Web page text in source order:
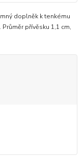
doplněk k tenkému
přívěsku 1,1 cm,